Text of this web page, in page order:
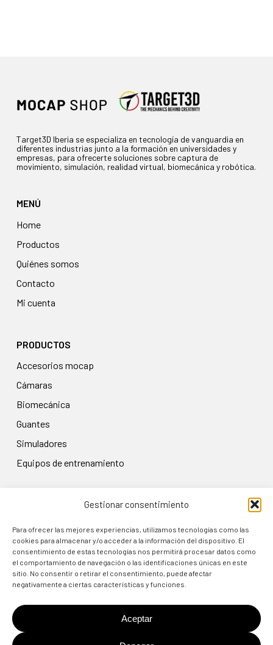
Gestionar consentimiento
Para ofrecer las mejores experiencias, utilizamos tecnologías como las
cookies para almacenar y/o acceder a la información del dispositivo. El
consentimiento de estas tecnologías nos permitirá procesar datos como
el comportamiento de navegación o las identificaciones únicas en este
sitio. No consentir o retirar el consentimiento, puede afectar
negativamente a ciertas características y funciones.
Aceptar
Target3D Iberia se especializa en tecnología de vanguardia en
diferentes industrias junto a la formación en universidades y
empresas, para ofrecerte soluciones sobre captura de
movimiento, simulación, realidad virtual, biomecánica y robótica.
MENÚ
Home
Productos
Quiénes somos
Contacto
Mi cuenta
PRODUCTOS
accesorios mocap
cámaras
biomecánica
guantes
simuladores
equipos de entrenamiento
Aviso legal
Política de privacidad
Condiciones de uso
Política de cookies
Política de devolución